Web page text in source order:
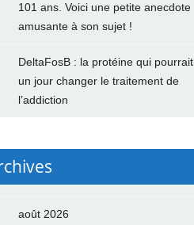
101 ans. Voici une petite anecdote
amusante à son sujet !
DeltaFosB : la protéine qui pourrait
un jour changer le traitement de
l’addiction
août 2026